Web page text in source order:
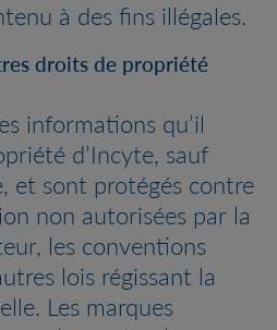
à des fins illégales.
droits de propriété
informations qu’il
d’Incyte, sauf
et sont protégés contre
non autorisées par la
les conventions
lois régissant la
Les marques